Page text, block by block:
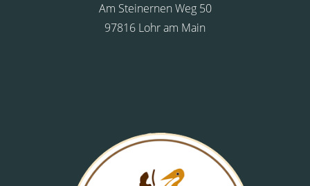
Am Steinernen Weg 50
97816 Lohr am Main